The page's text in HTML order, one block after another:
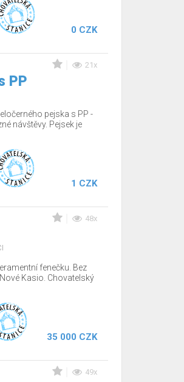
0 CZK
21x
PP
pejska s PP -
návštěvy. Pejsek je
1 CZK
48x
fenečku. Bez
Kasio. Chovatelský
35 000 CZK
49x